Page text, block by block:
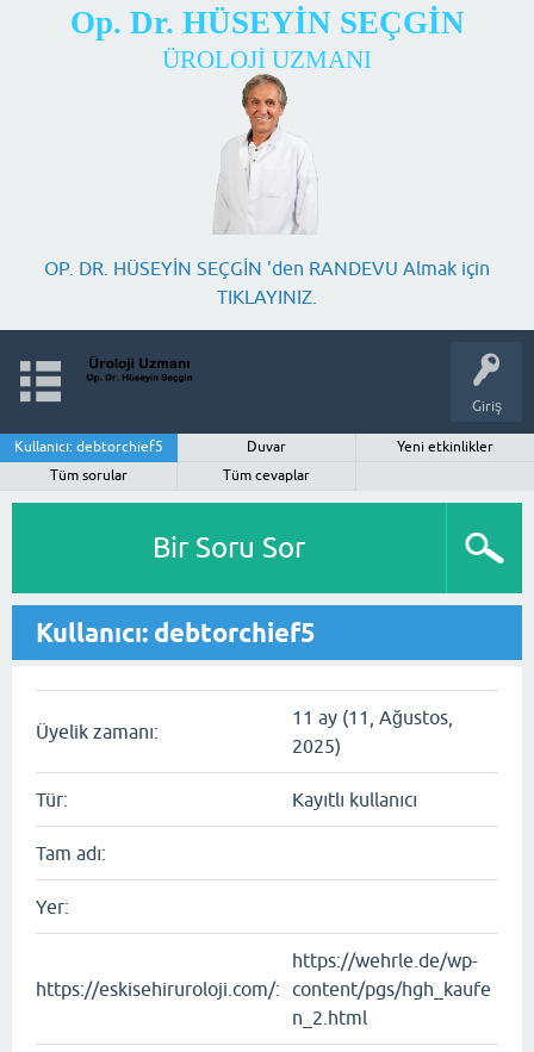
Op. Dr. HÜSEYİN SEÇGİN
ÜROLOJİ UZMANI
OP. DR. HÜSEYİN SEÇGİN 'den RANDEVU Almak için
TIKLAYINIZ.
Giriş
Kullanıcı: debtorchief5 Duvar
Yeni etkinlikler
Tüm sorular
Tüm cevaplar
Bir Soru Sor
Kullanıcı: debtorchief5
Üyelik zamanı:
11 ay (11, Ağustos,
2025)
Tür: Kayıtlı kullanıcı
Tam adı:
Yer:
https://eskisehiruroloji.com/:
https://wehrle.de/wp-
content/pgs/hgh_kaufe
n_2.html